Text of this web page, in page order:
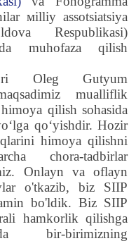
мilliy assotsiatsiya
Respublikasi)
muhofaza qilish
Oleg Gutyum
mualliflik
qilish sohasida
qoʻyishdir. Hozir
himoya qilishni
chora-tadbirlar
Onlayn va oflayn
o'tkazib, biz SIIP
bo'ldik. Biz SIIP
hamkorlik qilishga
bir-birimizning